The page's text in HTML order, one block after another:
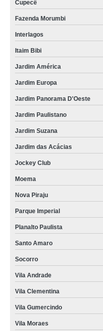
Cupecê
Fazenda Morumbi
Interlagos
Itaim Bibi
Jardim América
Jardim Europa
Jardim Panorama D'Oeste
Jardim Paulistano
Jardim Suzana
Jardim das Acácias
Jockey Club
Moema
Nova Piraju
Parque Imperial
Planalto Paulista
Santo Amaro
Socorro
Vila Andrade
Vila Clementina
Vila Gumercindo
Vila Moraes